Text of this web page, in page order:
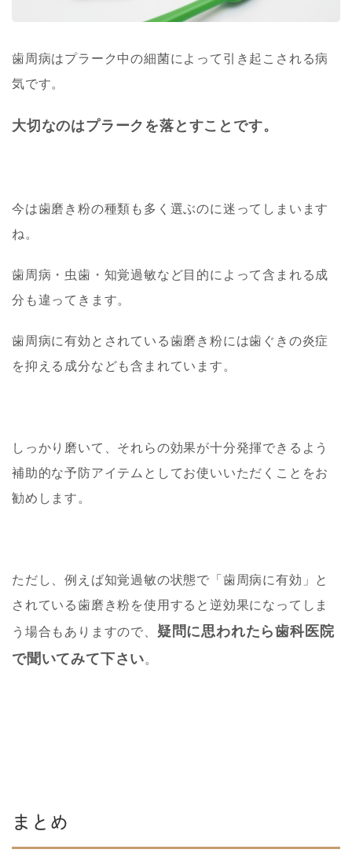
歯周病はプラーク中の細菌によって引き起こされる病
気です。
大切なのはプラークを落とすことです。
今は歯磨き粉の種類も多く選ぶのに迷ってしまいます
ね。
歯周病・虫歯・知覚過敏など目的によって含まれる成
分も違ってきます。
歯周病に有効とされている歯磨き粉には歯ぐきの炎症
を抑える成分なども含まれています。
しっかり磨いて、それらの効果が十分発揮できるよう
補助的な予防アイテムとしてお使いいただくことをお
勧めします。
ただし、例えば知覚過敏の状態で「歯周病に有効」と
されている歯磨き粉を使用すると逆効果になってしま
う場合もありますので、 疑問に思われたら歯科医院
で聞いてみて下さい。
まとめ